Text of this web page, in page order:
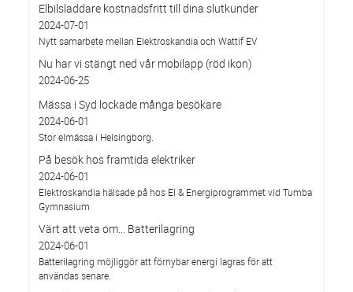
Elbilsladdare kostnadsfritt till dina slutkunder
2024-07-01
Nytt samarbete mellan Elektroskandia och Wattif EV
Nu har vi stängt ned vår mobilapp (röd ikon)
2024-06-25
Mässa i Syd lockade många besökare
2024-06-01
Stor elmässa i Helsingborg.
På besök hos framtida elektriker
2024-06-01
Elektroskandia hälsade på hos El & Energiprogrammet vid Tumba
Gymnasium
Värt att veta om... Batterilagring
2024-06-01
Batterilagring möjliggör att förnybar energi lagras för att
användas senare.